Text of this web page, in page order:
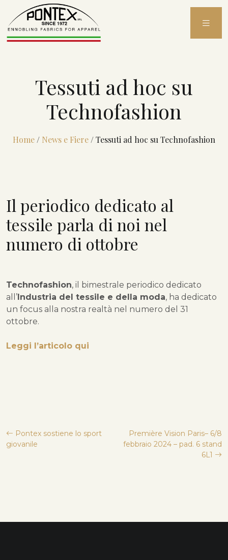
content
Tessuti ad hoc su
Technofashion
Home / News e Fiere /Tessuti ad hoc su Technofashion
Il periodico dedicato al
tessile parla di noi nel
numero di ottobre
Technofashion, il bimestrale periodico dedicato
all’Industria del tessile e della moda, ha dedicato
un focus alla nostra realtà nel numero del 31
ottobre.
Leggi l’articolo qui
Navigazione
Pontex sostiene lo sport
giovanile
Première Vision Paris– 6/8
febbraio 2024 – pad. 6 stand
6L1